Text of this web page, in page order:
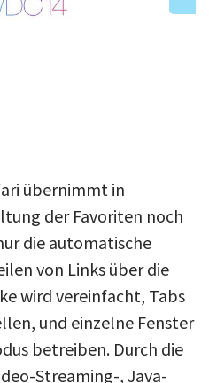
übernimmt in
der Favoriten noch
die automatische
von Links über die
wird vereinfacht, Tabs
und einzelne Fenster
betreiben. Durch die
Streaming-, Java-